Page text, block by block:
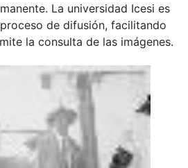
La universidad Icesi es
de difusión, facilitando
la consulta de las imágenes.